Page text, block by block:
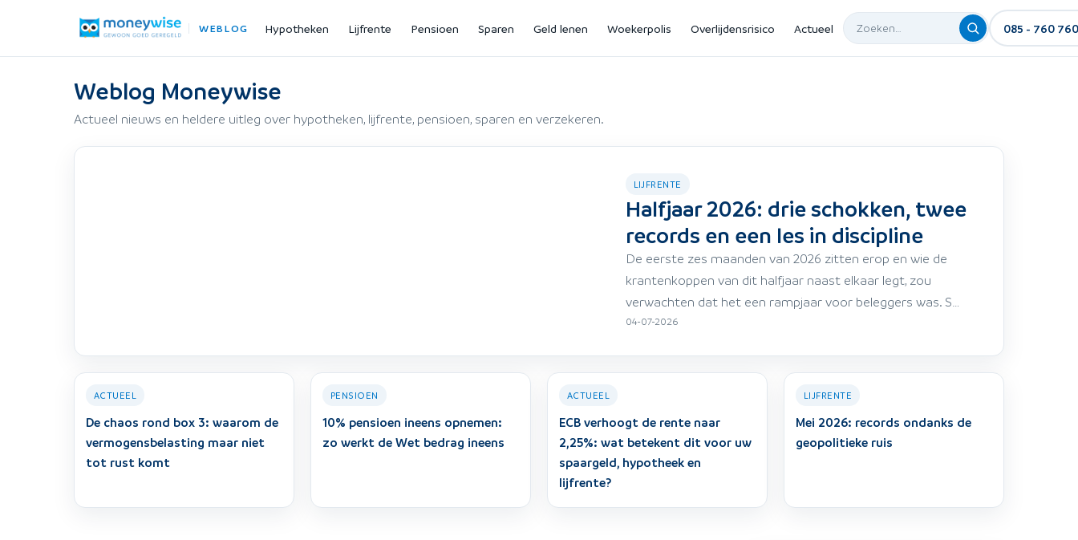
WEBLOG Hypotheken Lijfrente Pensioen Sparen Geld lenen Woekerpolis Overlijdensrisico Actueel 085 - 760
Weblog Moneywise
Actueel nieuws en heldere uitleg over hypotheken, lijfrente, pensioen, sparen en verzekeren.
LIJFRENTE
Halfjaar 2026: drie schokken, twee
records en een les in discipline
De eerste zes maanden van 2026 zitten erop en wie de
krantenkoppen van dit halfjaar naast elkaar legt, zou
verwachten dat het een rampjaar voor beleggers was. S…
04-07-2026
ACTUEEL
De chaos rond box 3: waarom de
vermogensbelasting maar niet
tot rust komt
PENSIOEN
10% pensioen ineens opnemen:
zo werkt de Wet bedrag ineens
ACTUEEL
ECB verhoogt de rente naar
2,25%: wat betekent dit voor uw
spaargeld, hypotheek en
lijfrente?
LIJFRENTE
Mei 2026: records ondanks de
geopolitieke ruis